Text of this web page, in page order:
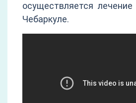
осуществляется
Чебаркуле.